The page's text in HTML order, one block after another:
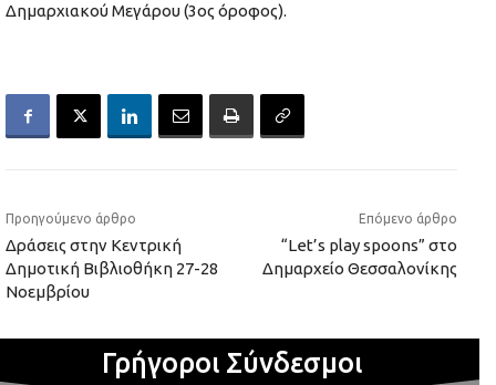
Δημαρχιακού Μεγάρου (3ος όροφος).
Προηγούμενο άρθρο
Δράσεις στην Κεντρική
Δημοτική Βιβλιοθήκη 27-28
Νοεμβρίου
Επόμενο άρθρο
“Let’s play spoons” στο
Δημαρχείο Θεσσαλονίκης
Γρήγοροι Σύνδεσμοι